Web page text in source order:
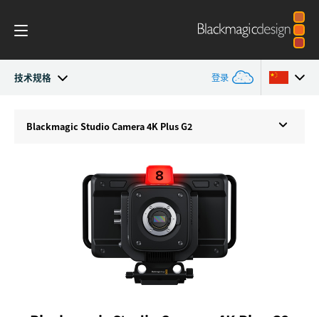
技术规格 登录
Austria
Canada
Blackmagic Studio Camera 4K Plus G2